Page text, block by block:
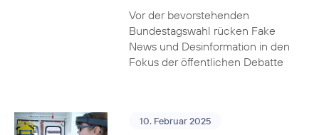
Vor der bevorstehenden
Bundestagswahl rücken Fake
News und Desinformation in den
Fokus der öffentlichen Debatte
10. Februar 2025